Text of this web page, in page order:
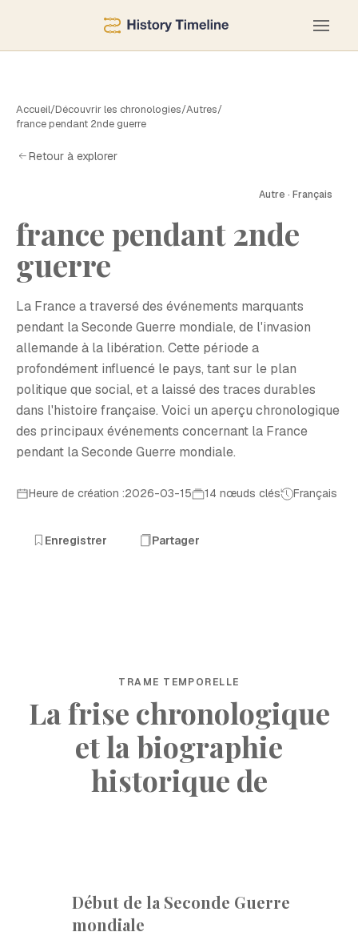
Accueil/Découvrir les chronologies/Autres/
france pendant 2nde guerre
Retour à explorer
Autre · Français
france pendant 2nde
guerre
La France a traversé des événements marquants
pendant la Seconde Guerre mondiale, de l'invasion
allemande à la libération. Cette période a
profondément influencé le pays, tant sur le plan
politique que social, et a laissé des traces durables
dans l'histoire française. Voici un aperçu chronologique
des principaux événements concernant la France
pendant la Seconde Guerre mondiale.
Heure de création :2026-03-15 14 nœuds clés Français
Enregistrer Partager
TRAME TEMPORELLE
La frise chronologique
et la biographie
historique de
Début de la Seconde Guerre
mondiale